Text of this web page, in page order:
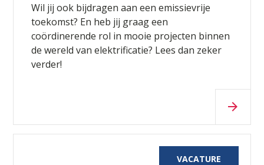
Wil jij ook bijdragen aan een emissievrije
toekomst? En heb jij graag een
coördinerende rol in mooie projecten binnen
de wereld van elektrificatie? Lees dan zeker
verder!
VACATURE